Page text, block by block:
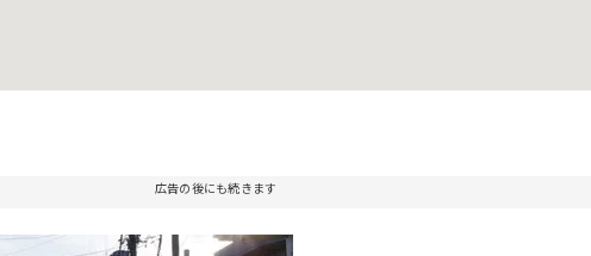
広告の後にも続きます